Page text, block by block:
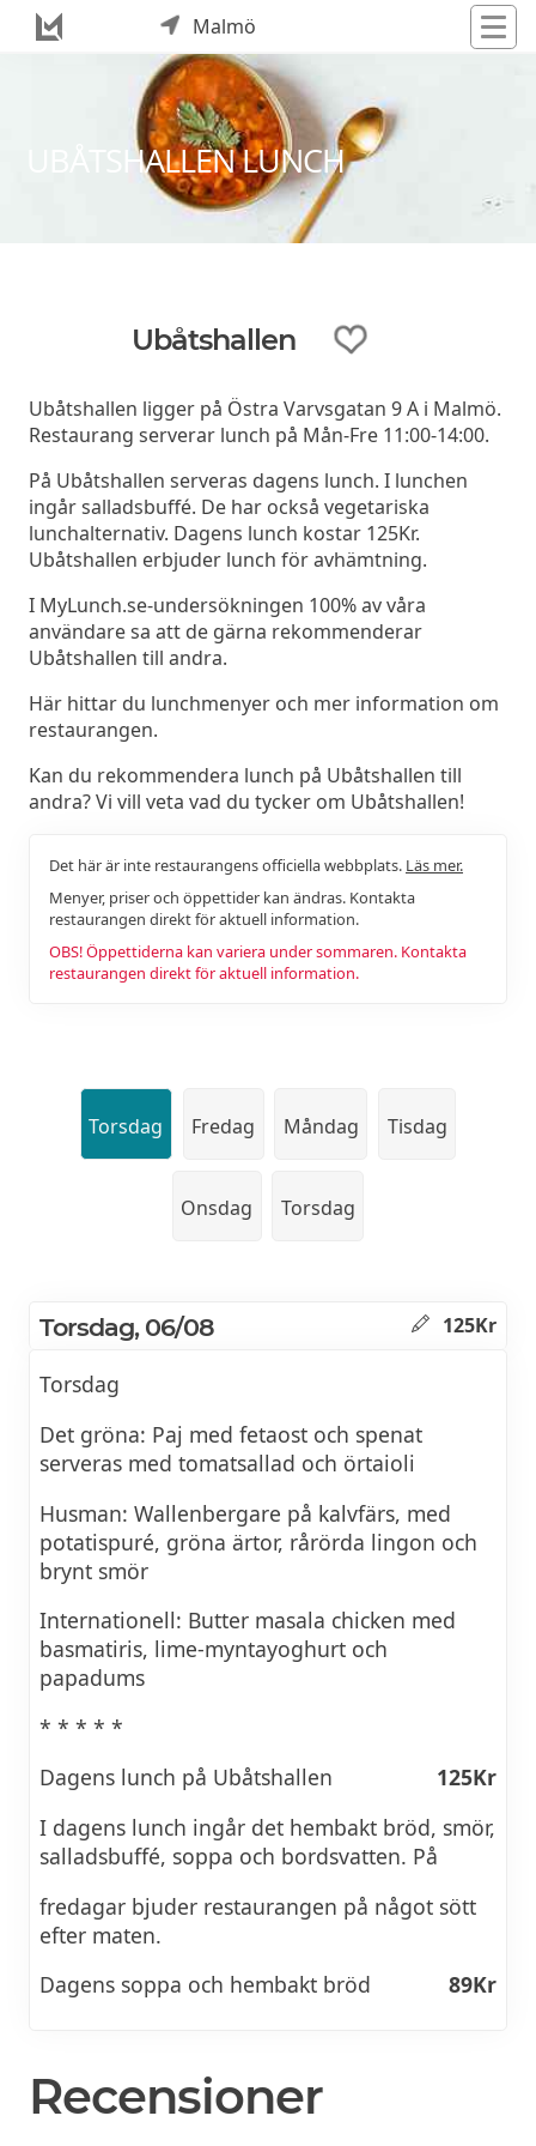
Malmö
UBÅTSHALLEN LUNCH
Ubåtshallen
Ubåtshallen ligger på Östra Varvsgatan 9 A i Malmö.
Restaurang serverar lunch på Mån-Fre 11:00-14:00.
På Ubåtshallen serveras dagens lunch. I lunchen
ingår salladsbuffé. De har också vegetariska
lunchalternativ. Dagens lunch kostar 125Kr.
Ubåtshallen erbjuder lunch för avhämtning.
I MyLunch.se-undersökningen 100% av våra
användare sa att de gärna rekommenderar
Ubåtshallen till andra.
Här hittar du lunchmenyer och mer information om
restaurangen.
Kan du rekommendera lunch på Ubåtshallen till
andra? Vi vill veta vad du tycker om Ubåtshallen!
Det här är inte restaurangens officiella webbplats. Läs mer.
Menyer, priser och öppettider kan ändras. Kontakta
restaurangen direkt för aktuell information.
OBS! Öppettiderna kan variera under sommaren. Kontakta
restaurangen direkt för aktuell information.
Torsdag Fredag Måndag Tisdag
Onsdag Torsdag
Torsdag, 06/08 125Kr
Torsdag
Det gröna: Paj med fetaost och spenat
serveras med tomatsallad och örtaioli
Husman: Wallenbergare på kalvfärs, med
potatispuré, gröna ärtor, rårörda lingon och
brynt smör
Internationell: Butter masala chicken med
basmatiris, lime-myntayoghurt och
papadums
* * * * *
Dagens lunch på Ubåtshallen
125Kr
I dagens lunch ingår det hembakt bröd, smör,
salladsbuffé, soppa och bordsvatten. På
fredagar bjuder restaurangen på något sött
efter maten.
Dagens soppa och hembakt bröd
89Kr
Recensioner